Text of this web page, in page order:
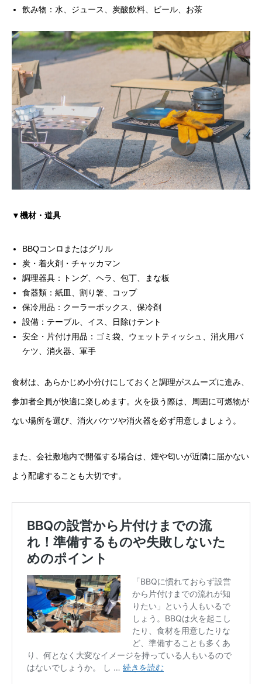
飲み物：水、ジュース、炭酸飲料、ビール、お茶
▼機材・道具
BBQコンロまたはグリル
炭・着火剤・チャッカマン
調理器具：トング、ヘラ、包丁、まな板
食器類：紙皿、割り箸、コップ
保冷用品：クーラーボックス、保冷剤
設備：テーブル、イス、日除けテント
安全・片付け用品：ゴミ袋、ウェットティッシュ、消火用バ
ケツ、消火器、軍手
食材は、あらかじめ小分けにしておくと調理がスムーズに進み、
参加者全員が快適に楽しめます。火を扱う際は、周囲に可燃物が
ない場所を選び、消火バケツや消火器を必ず用意しましょう。
また、会社敷地内で開催する場合は、煙や匂いが近隣に届かない
よう配慮することも大切です。